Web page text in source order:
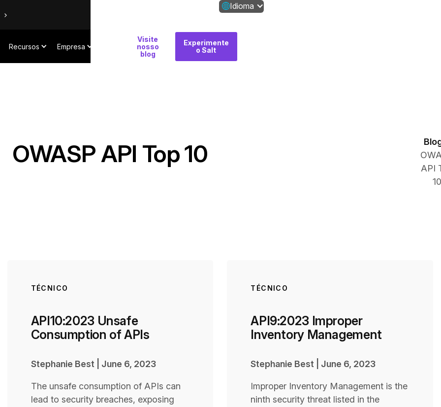
Idioma
Recursos Empresa
Visite
nosso
blog
Experimente
o Salt
OWASP API Top 10
API
10
TÉCNICO
API10:2023 Unsafe
Consumption of APIs
Stephanie Best June 6, 2023
The unsafe consumption of APIs can
lead to security breaches, exposing
TÉCNICO
API9:2023 Improper
Inventory Management
Stephanie Best June 6, 2023
Improper Inventory Management is the
ninth security threat listed in the